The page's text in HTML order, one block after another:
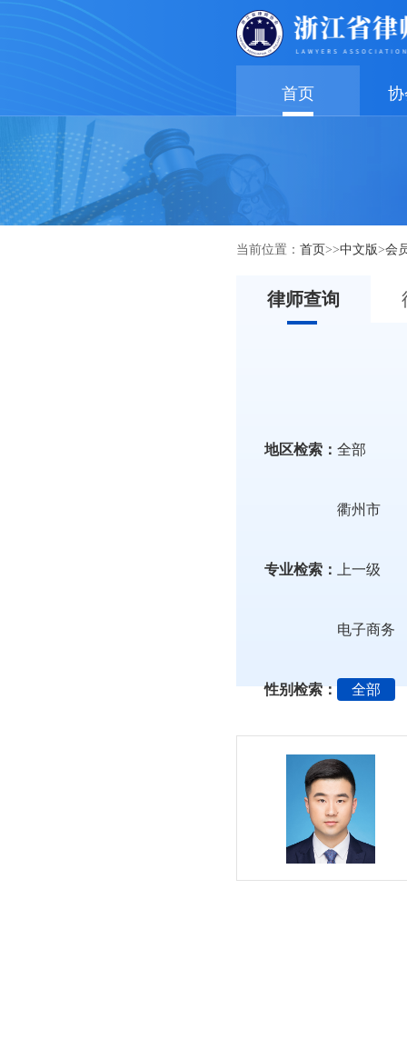
首页
当前位置： 首页>>中文版>会
律师查询
地区检索： 全部
衢州市
专业检索： 上一级
电子商务
性别检索： 全部